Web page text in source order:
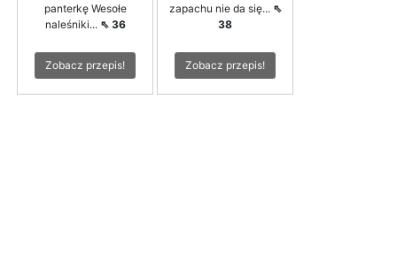
panterkę Wesołe
naleśniki... ⇖ 36
Zobacz przepis!
zapachu nie da się... ⇖
38
Zobacz przepis!